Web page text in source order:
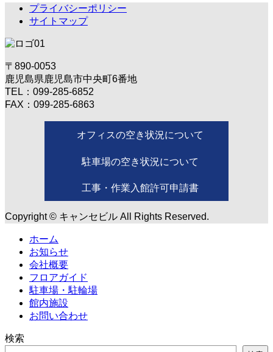
プライバシーポリシー
サイトマップ
〒890-0053
鹿児島県鹿児島市中央町6番地
TEL：099-285-6852
FAX：099-285-6863
オフィスの空き状況について
駐車場の空き状況について
工事・作業入館許可申請書
Copyright © キャンセビル All Rights Reserved.
ホーム
お知らせ
会社概要
フロアガイド
駐車場・駐輪場
館内施設
お問い合わせ
検索